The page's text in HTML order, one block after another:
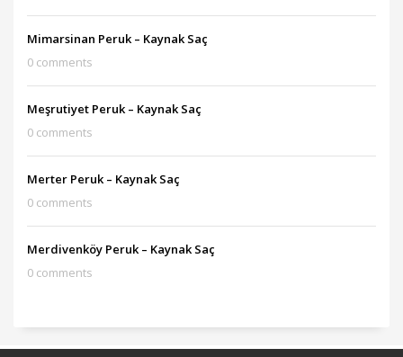
Mimarsinan Peruk – Kaynak Saç
0 comments
Meşrutiyet Peruk – Kaynak Saç
0 comments
Merter Peruk – Kaynak Saç
0 comments
Merdivenköy Peruk – Kaynak Saç
0 comments